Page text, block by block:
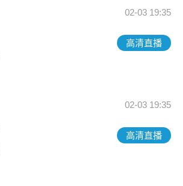
02-03 19:35
高清直播
02-03 19:35
高清直播